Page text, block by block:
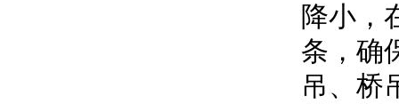
降小，
条，确
吊、桥